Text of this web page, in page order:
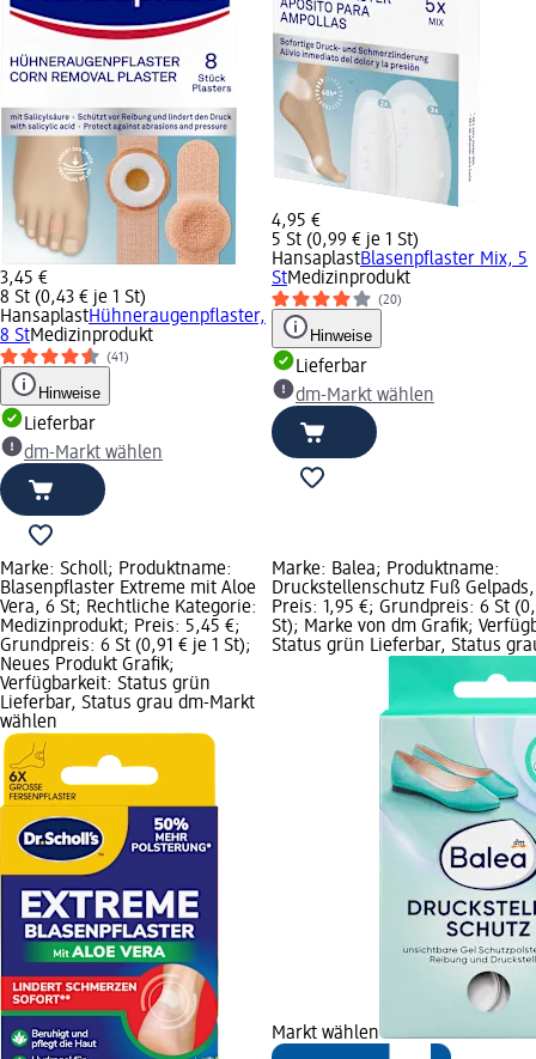
3,45 €
8 St (0,43 € je 1 St)
HansaplastHühneraugenpflaster,
8 StMedizinprodukt
(41)
Hinweise
Lieferbar
dm-Markt wählen
4,95 €
5 St (0,99 € je 1 St)
HansaplastBlasenpflaster Mix, 5
StMedizinprodukt
(20)
Hinweise
Lieferbar
dm-Markt wählen
Marke: Scholl; Produktname:
Blasenpflaster Extreme mit Aloe
Vera, 6 St; Rechtliche Kategorie:
Medizinprodukt; Preis: 5,45 €;
Grundpreis: 6 St (0,91 € je 1 St);
Neues Produkt Grafik;
Verfügbarkeit: Status grün
Lieferbar, Status grau dm-Markt
wählen
Marke: Balea; Produktname:
Druckstellenschutz Fuß
Preis: 1,95 €; Grundpreis: 6 St
St); Marke von dm Grafik;
Status grün Lieferbar, Status
Markt wählen